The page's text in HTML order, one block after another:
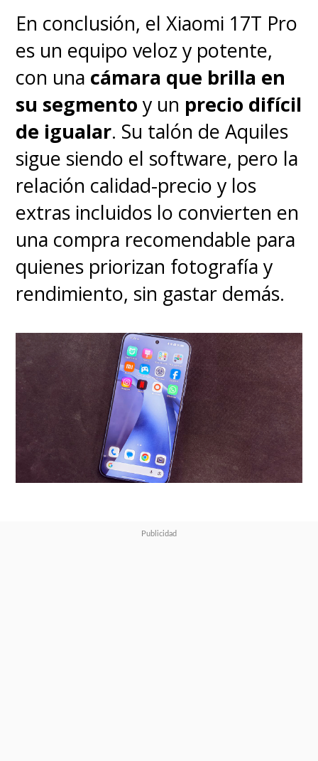
En conclusión, el Xiaomi 17T Pro
es un equipo veloz y potente,
con una cámara que brilla en
su segmento y un precio difícil
de igualar. Su talón de Aquiles
sigue siendo el software, pero la
relación calidad-precio y los
extras incluidos lo convierten en
una compra recomendable para
quienes priorizan fotografía y
rendimiento, sin gastar demás.